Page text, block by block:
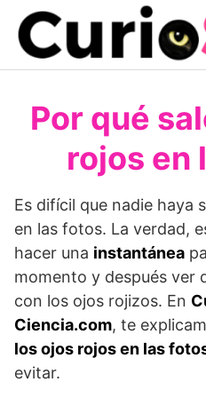
Saltar
contenido
Por qué
rojos en
Es difícil que nadie haya
en las fotos. La verdad,
hacer una instantánea
momento y después ver
con los ojos rojizos. En
Ciencia.com, te
los ojos rojos en las
evitar.